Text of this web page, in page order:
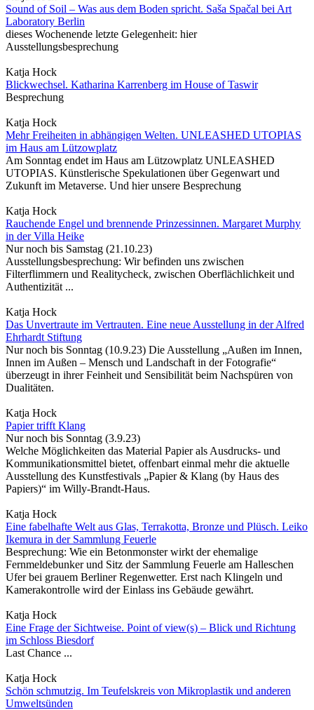
Sound of Soil – Was aus dem Boden spricht. Saša Spačal bei Art
Laboratory Berlin
dieses Wochenende letzte Gelegenheit: hier
Ausstellungsbesprechung
Katja Hock
Blickwechsel. Katharina Karrenberg im House of Taswir
Besprechung
Katja Hock
Mehr Freiheiten in abhängigen Welten. UNLEASHED UTOPIAS
im Haus am Lützowplatz
Am Sonntag endet im Haus am Lützowplatz UNLEASHED
UTOPIAS. Künstlerische Spekulationen über Gegenwart und
Zukunft im Metaverse. Und hier unsere Besprechung
Katja Hock
Rauchende Engel und brennende Prinzessinnen. Margaret Murphy
in der Villa Heike
Nur noch bis Samstag (21.10.23)
Ausstellungsbesprechung: Wir befinden uns zwischen
Filterflimmern und Realitycheck, zwischen Oberflächlichkeit und
Authentizität ...
Katja Hock
Das Unvertraute im Vertrauten. Eine neue Ausstellung in der Alfred
Ehrhardt Stiftung
Nur noch bis Sonntag (10.9.23) Die Ausstellung „Außen im Innen,
Innen im Außen – Mensch und Landschaft in der Fotografie“
überzeugt in ihrer Feinheit und Sensibilität beim Nachspüren von
Dualitäten.
Katja Hock
Papier trifft Klang
Nur noch bis Sonntag (3.9.23)
Welche Möglichkeiten das Material Papier als Ausdrucks- und
Kommunikationsmittel bietet, offenbart einmal mehr die aktuelle
Ausstellung des Kunstfestivals „Papier & Klang (by Haus des
Papiers)“ im Willy-Brandt-Haus.
Katja Hock
Eine fabelhafte Welt aus Glas, Terrakotta, Bronze und Plüsch. Leiko
Ikemura in der Sammlung Feuerle
Besprechung: Wie ein Betonmonster wirkt der ehemalige
Fernmeldebunker und Sitz der Sammlung Feuerle am Halleschen
Ufer bei grauem Berliner Regenwetter. Erst nach Klingeln und
Kamerakontrolle wird der Einlass ins Gebäude gewährt.
Katja Hock
Eine Frage der Sichtweise. Point of view(s) – Blick und Richtung
im Schloss Biesdorf
Last Chance ...
Katja Hock
Schön schmutzig. Im Teufelskreis von Mikroplastik und anderen
Umweltsünden